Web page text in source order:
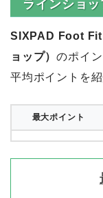
ラインショ
SIXPAD Foot Fit
ョップ）のポイ
平均ポイントを紹
最大ポイント